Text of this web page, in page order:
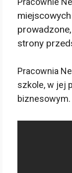
strony
Pracownia
szkole, w jej
biznesowym.